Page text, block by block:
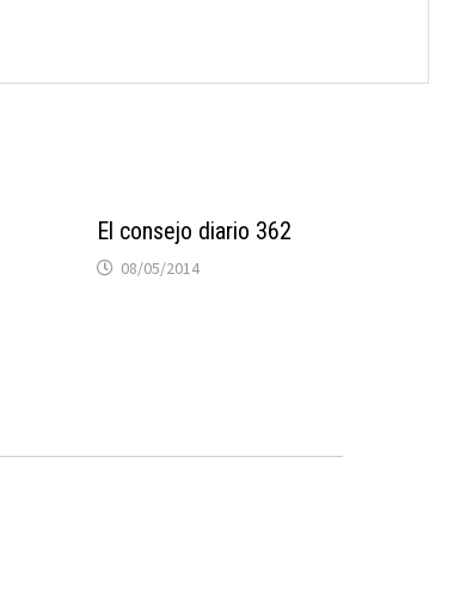
El consejo diario 362
08/05/2014